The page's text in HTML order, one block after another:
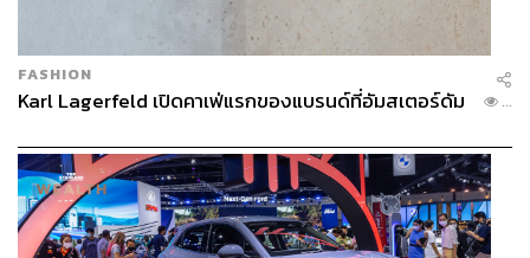
FASHION
Karl Lagerfeld เปิดคาเฟ่แรกของแบรนด์ที่อัมสเตอร์ดัม ...